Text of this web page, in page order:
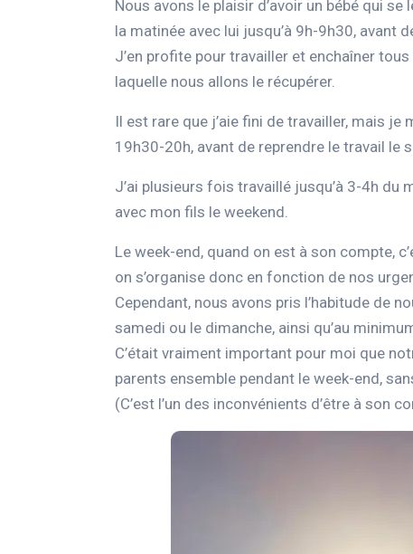
Nous avons le plaisir d’avoir un bébé qui
la matinée avec lui jusqu’à 9h-9h30, avant
J’en profite pour travailler et enchaîner
laquelle nous allons le récupérer.
Il est rare que j’aie fini de travailler, mais
19h30-20h, avant de reprendre le travail le
J’ai plusieurs fois travaillé jusqu’à 3-4h du
avec mon fils le weekend.
Le week-end, quand on est à son compte,
on s’organise donc en fonction de nos
Cependant, nous avons pris l’habitude de
samedi ou le dimanche, ainsi qu’au
C’était vraiment important pour moi que
parents ensemble pendant le week-end,
(C’est l’un des inconvénients d’être à son